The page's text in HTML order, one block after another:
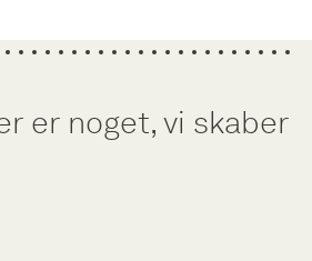
er noget, vi skaber